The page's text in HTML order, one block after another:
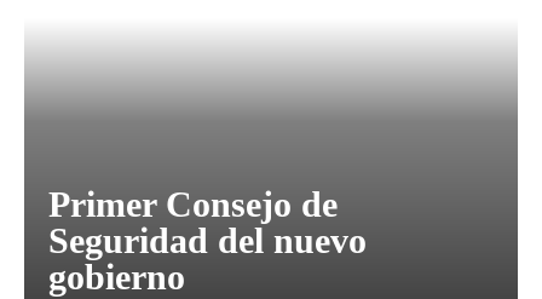
Primer Consejo de
Seguridad del nuevo
gobierno